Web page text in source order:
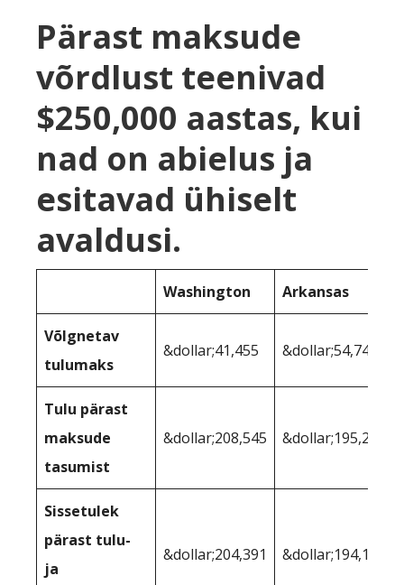
Pärast maksude
võrdlust teenivad
$250,000 aastas, kui
nad on abielus ja
esitavad ühiselt
avaldusi.
Washington Arkansas
Võlgnetav
tulumaks
&dollar;41,455 &dollar;54,749
Tulu pärast
maksude
tasumist
&dollar;208,545 &dollar;195,251
Sissetulek
pärast tulu-
ja
&dollar;204,391 &dollar;194,195